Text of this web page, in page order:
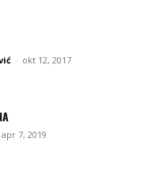
- okt 12, 2017
apr 7, 2019